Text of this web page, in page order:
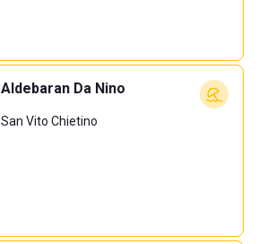
Aldebaran Da Nino
San Vito Chietino